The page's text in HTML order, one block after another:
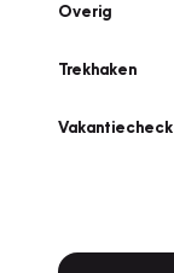
Overig
Trekhaken
Vakantiecheck